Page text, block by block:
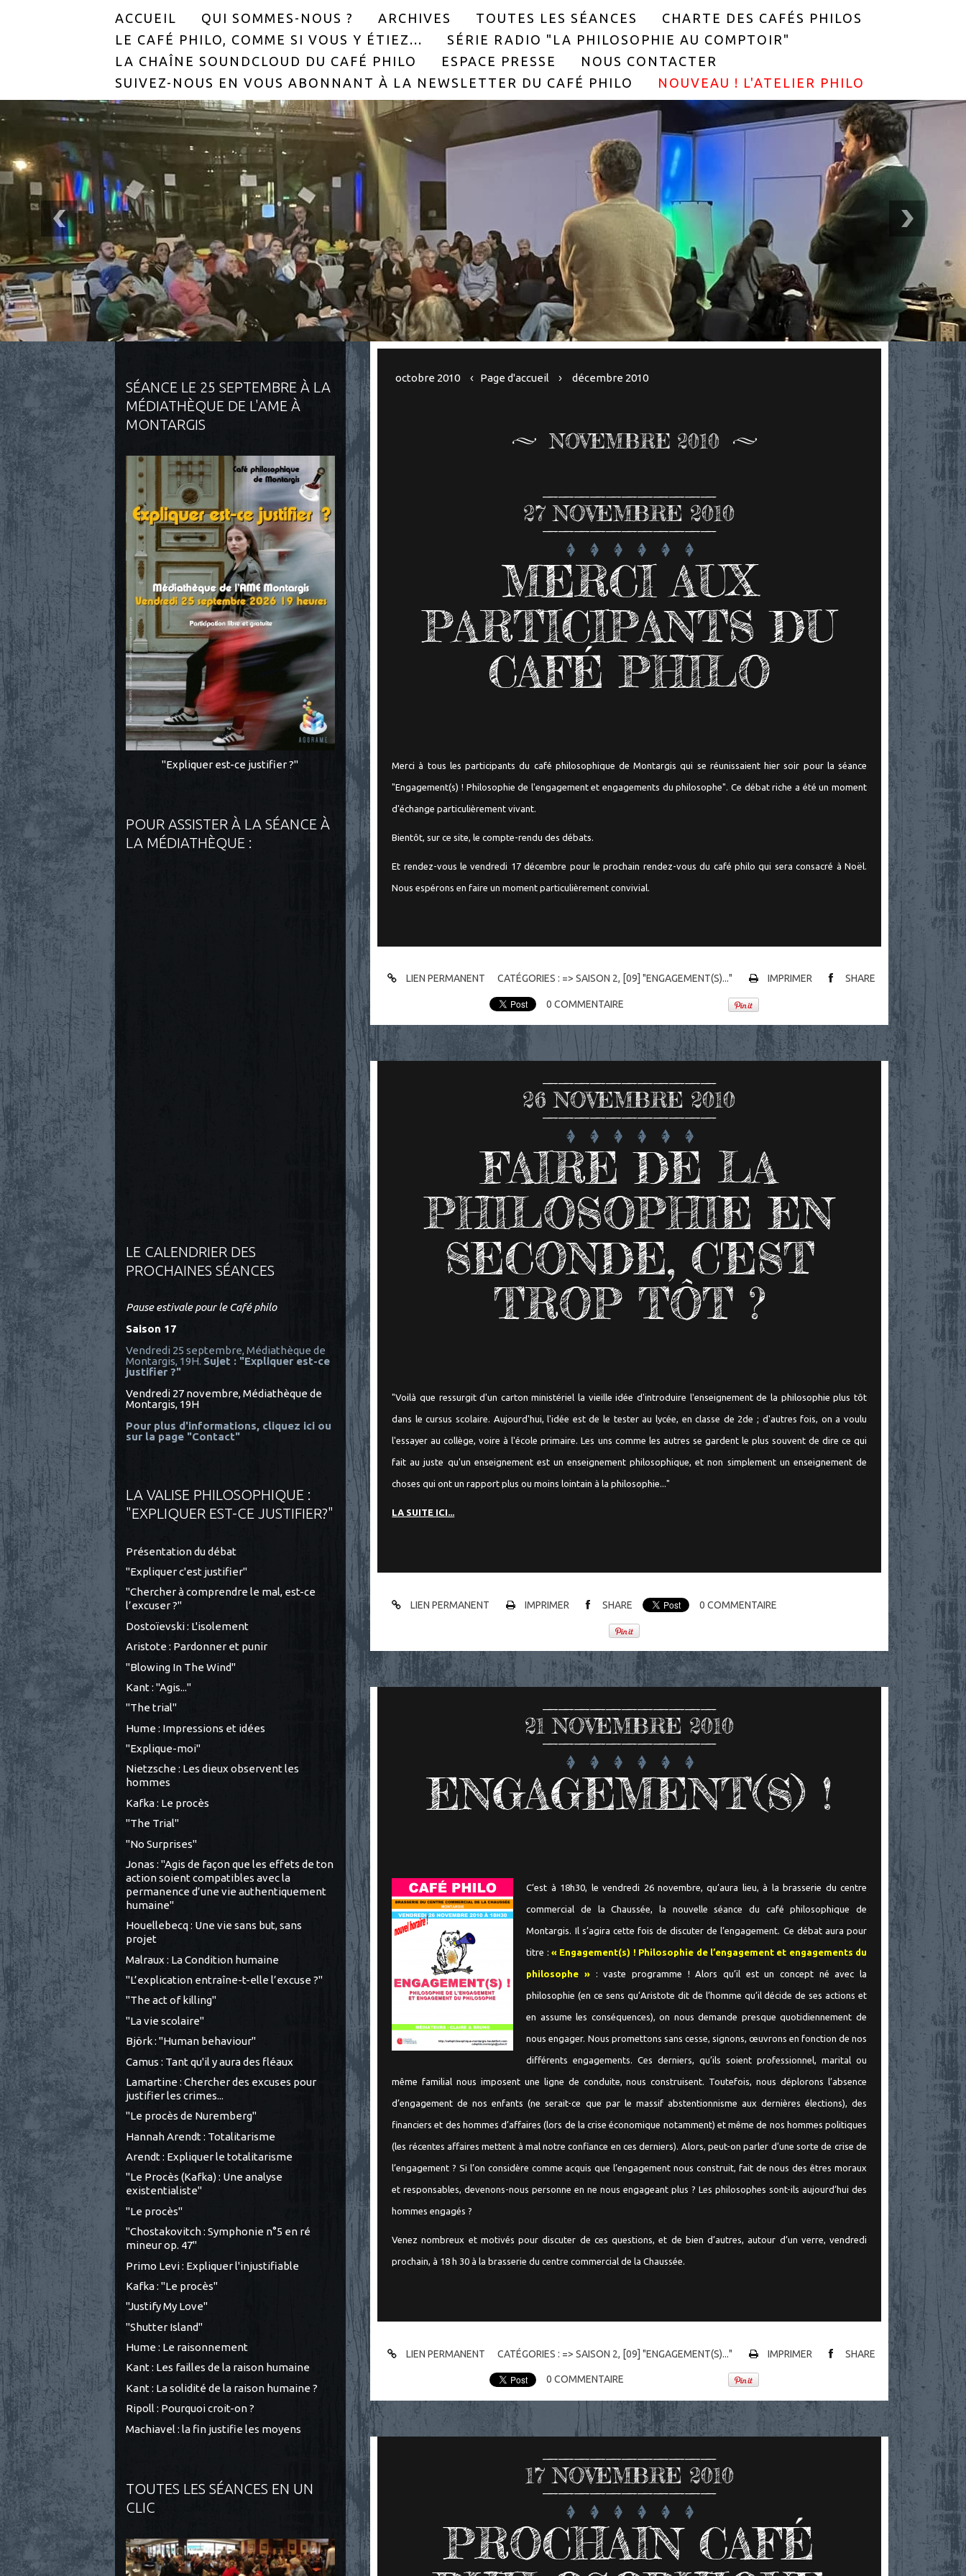
ACCUEIL QUI SOMMES-NOUS ? ARCHIVES TOUTES LES SÉANCES
CHARTE DES CAFÉS PHILOS
LE CAFÉ PHILO, COMME SI VOUS Y ÉTIEZ...
SÉRIE RADIO "LA PHILOSOPHIE AU COMPTOIR"
LA CHAÎNE SOUNDCLOUD DU CAFÉ PHILO
ESPACE PRESSE
NOUS CONTACTER
SUIVEZ-NOUS EN VOUS ABONNANT À LA NEWSLETTER DU CAFÉ PHILO
NOUVEAU ! L'ATELIER PHILO
SÉANCE LE 25 SEPTEMBRE À LA
MÉDIATHÈQUE DE L'AME À
MONTARGIS
"Expliquer est-ce justifier ?"
POUR ASSISTER À LA SÉANCE À
LA MÉDIATHÈQUE :
LE CALENDRIER DES
PROCHAINES SÉANCES
Pause estivale pour le Café philo
Saison 17
Vendredi 25 septembre, Médiathèque de
Montargis, 19H. Sujet : "Expliquer est-ce
justifier ?"
Vendredi 27 novembre, Médiathèque de
Montargis, 19H
Pour plus d'informations, cliquez ici ou
sur la page "Contact"
LA VALISE PHILOSOPHIQUE :
"EXPLIQUER EST-CE JUSTIFIER?"
Présentation du débat
"Expliquer c'est justifier"
"Chercher à comprendre le mal, est-ce
l’excuser ?"
Dostoïevski : L'isolement
Aristote : Pardonner et punir
"Blowing In The Wind"
Kant : "Agis..."
"The trial"
Hume : Impressions et idées
"Explique-moi"
Nietzsche : Les dieux observent les
hommes
Kafka : Le procès
"The Trial"
"No Surprises"
Jonas : "Agis de façon que les effets de ton
action soient compatibles avec la
permanence d’une vie authentiquement
humaine"
Houellebecq : Une vie sans but, sans
projet
Malraux : La Condition humaine
"L’explication entraîne-t-elle l’excuse ?"
"The act of killing"
"La vie scolaire"
Björk : "Human behaviour"
Camus : Tant qu'il y aura des fléaux
Lamartine : Chercher des excuses pour
justifier les crimes...
"Le procès de Nuremberg"
Hannah Arendt : Totalitarisme
Arendt : Expliquer le totalitarisme
"Le Procès (Kafka) : Une analyse
existentialiste"
"Le procès"
"Chostakovitch : Symphonie n°5 en ré
mineur op. 47"
Primo Levi : Expliquer l'injustifiable
Kafka : "Le procès"
"Justify My Love"
"Shutter Island"
Hume : Le raisonnement
Kant : Les failles de la raison humaine
Kant : La solidité de la raison humaine ?
Ripoll : Pourquoi croit-on ?
Machiavel : la fin justifie les moyens
TOUTES LES SÉANCES EN UN
CLIC
octobre 2010 Page d'accueil décembre 2010
NOVEMBRE 2010
27 NOVEMBRE 2010
MERCI AUX
PARTICIPANTS DU
CAFÉ PHILO
Merci à tous les participants du café philosophique de Montargis qui se réunissaient hier soir pour la séance
"Engagement(s) ! Philosophie de l'engagement et engagements du philosophe". Ce débat riche a été un moment
d'échange particulièrement vivant.
Bientôt, sur ce site, le compte-rendu des débats.
Et rendez-vous le vendredi 17 décembre pour le prochain rendez-vous du café philo qui sera consacré à Noël.
Nous espérons en faire un moment particulièrement convivial.
LIEN PERMANENT CATÉGORIES : => SAISON 2, [09] "ENGAGEMENT(S)..." IMPRIMER SHARE
0 COMMENTAIRE
26 NOVEMBRE 2010
FAIRE DE LA
PHILOSOPHIE EN
SECONDE, C'EST
TROP TÔT ?
"Voilà que ressurgit d'un carton ministériel la vieille idée d'introduire l'enseignement de la philosophie plus tôt
dans le cursus scolaire. Aujourd'hui, l'idée est de le tester au lycée, en classe de 2de ; d'autres fois, on a voulu
l'essayer au collège, voire à l'école primaire. Les uns comme les autres se gardent le plus souvent de dire ce qui
fait au juste qu'un enseignement est un enseignement philosophique, et non simplement un enseignement de
choses qui ont un rapport plus ou moins lointain à la philosophie..."
LA SUITE ICI...
LIEN PERMANENT IMPRIMER SHARE 0 COMMENTAIRE
21 NOVEMBRE 2010
ENGAGEMENT(S) !
C’est à 18h30, le vendredi 26 novembre, qu’aura lieu, à la brasserie du centre
commercial de la Chaussée, la nouvelle séance du café philosophique de
Montargis. Il s’agira cette fois de discuter de l’engagement. Ce débat aura pour
titre :« Engagement(s) ! Philosophie de l’engagement et engagements du
philosophe » : vaste programme ! Alors qu’il est un concept né avec la
philosophie (en ce sens qu’Aristote dit de l’homme qu’il décide de ses actions et
en assume les conséquences), on nous demande presque quotidiennement de
nous engager. Nous promettons sans cesse, signons, œuvrons en fonction de nos
différents engagements. Ces derniers, qu’ils soient professionnel, marital ou
même familial nous imposent une ligne de conduite, nous construisent. Toutefois, nous déplorons l’absence
d’engagement de nos enfants (ne serait-ce que par le massif abstentionnisme aux dernières élections), des
financiers et des hommes d’affaires (lors de la crise économique notamment) et même de nos hommes politiques
(les récentes affaires mettent à mal notre confiance en ces derniers). Alors, peut-on parler d’une sorte de crise de
l’engagement ? Si l’on considère comme acquis que l’engagement nous construit, fait de nous des êtres moraux
et responsables, devenons-nous personne en ne nous engageant plus ? Les philosophes sont-ils aujourd’hui des
hommes engagés ?
Venez nombreux et motivés pour discuter de ces questions, et de bien d’autres, autour d’un verre, vendredi
prochain, à 18 h 30 à la brasserie du centre commercial de la Chaussée.
LIEN PERMANENT CATÉGORIES : => SAISON 2, [09] "ENGAGEMENT(S)..." IMPRIMER SHARE
0 COMMENTAIRE
17 NOVEMBRE 2010
PROCHAIN CAFÉ